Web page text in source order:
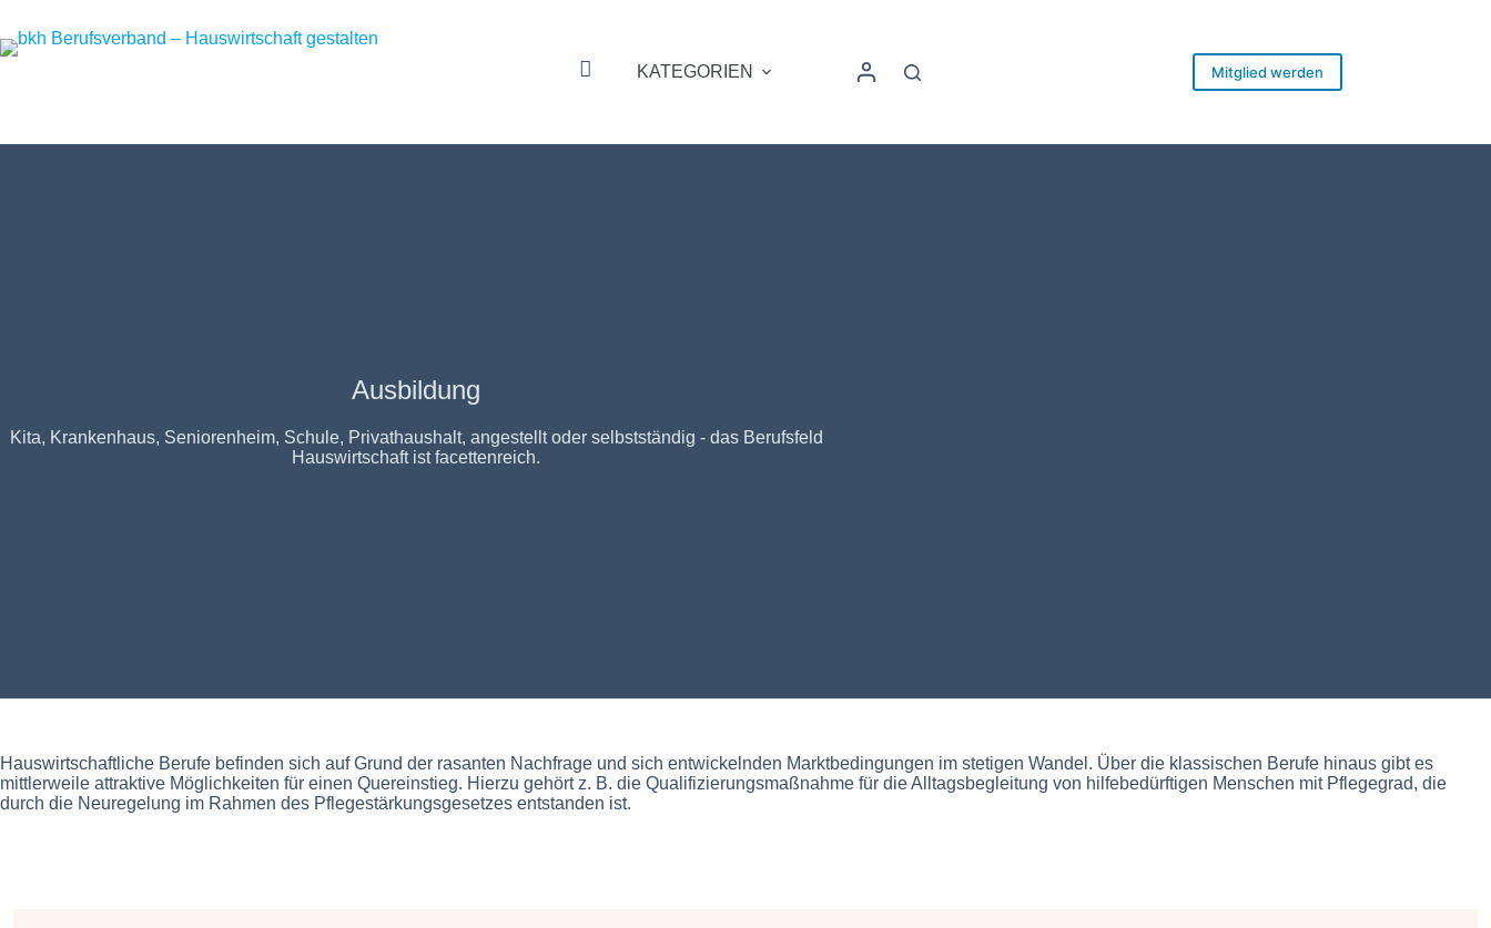
Inhalt
springen
HOME KATEGORIEN Mitglied werden
Ausbildung
Kita, Krankenhaus, Seniorenheim, Schule, Privathaushalt, angestellt oder selbstständig - das Berufsfeld
Hauswirtschaft ist facettenreich.
Hauswirtschaftliche Berufe befinden sich auf Grund der rasanten Nachfrage und sich entwickelnden Marktbedingungen im stetigen Wandel. Über die klassischen Berufe hinaus gibt es
mittlerweile attraktive Möglichkeiten für einen Quereinstieg. Hierzu gehört z. B. die Qualifizierungsmaßnahme für die Alltagsbegleitung von hilfebedürftigen Menschen mit Pflegegrad, die
durch die Neuregelung im Rahmen des Pflegestärkungsgesetzes entstanden ist.